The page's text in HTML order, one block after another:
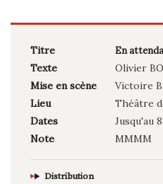
Titre En
Texte
Olivier
Mise en scène
Victoire
Lieu
Théâtre
Dates
Jusqu'au
Note
MMMM
Distribution